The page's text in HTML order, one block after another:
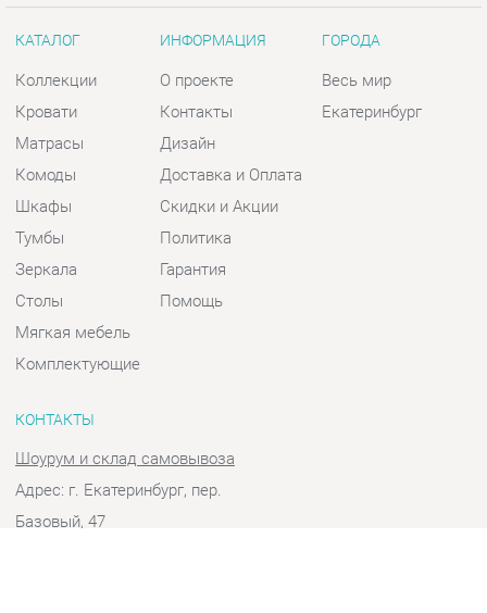
Матрасы
Комоды
Шкафы
Тумбы
Зеркала
Столы
Мягкая мебель
Комплектующие
Дизайн
Доставка и Оплата
Скидки и Акции
Политика
Гарантия
Помощь
Екатеринбург
Адрес: г. Екатеринбург, пер.